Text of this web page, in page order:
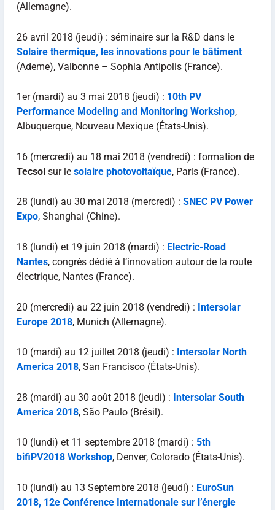
(Allemagne).
26 avril 2018 (jeudi) : séminaire sur la R&D dans le
Solaire thermique, les innovations pour le bâtiment
(Ademe), Valbonne – Sophia Antipolis (France).
1er (mardi) au 3 mai 2018 (jeudi) : 10th PV
Performance Modeling and Monitoring Workshop,
Albuquerque, Nouveau Mexique (États-Unis).
16 (mercredi) au 18 mai 2018 (vendredi) : formation de
Tecsolsur le solaire photovoltaïque, Paris (France).
28 (lundi) au 30 mai 2018 (mercredi) : SNEC PV Power
Expo, Shanghai (Chine).
18 (lundi) et 19 juin 2018 (mardi) : Electric-Road
Nantes, congrès dédié à l’innovation autour de la route
électrique, Nantes (France).
20 (mercredi) au 22 juin 2018 (vendredi) : Intersolar
Europe 2018, Munich (Allemagne).
10 (mardi) au 12 juillet 2018 (jeudi) : Intersolar North
America 2018, San Francisco (États-Unis).
28 (mardi) au 30 août 2018 (jeudi) : Intersolar South
America 2018, São Paulo (Brésil).
10 (lundi) et 11 septembre 2018 (mardi) : 5th
bifiPV2018 Workshop, Denver, Colorado (États-Unis).
10 (lundi) au 13 Septembre 2018 (jeudi) : EuroSun
2018, 12e Conférence Internationale sur l’énergie